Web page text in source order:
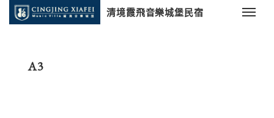
清境霞飛音樂城堡民宿
A3